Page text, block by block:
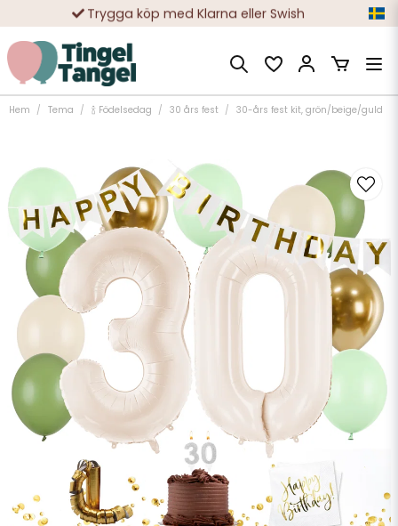
Trygga köp med Klarna eller Swish
10 000-tals nöjda kunder
Hem Tema 🍾 Födelsedag 30 års fest 30-års fest kit, grön/beige/guld